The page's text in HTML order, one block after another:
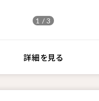
1 / 3
詳細を見る